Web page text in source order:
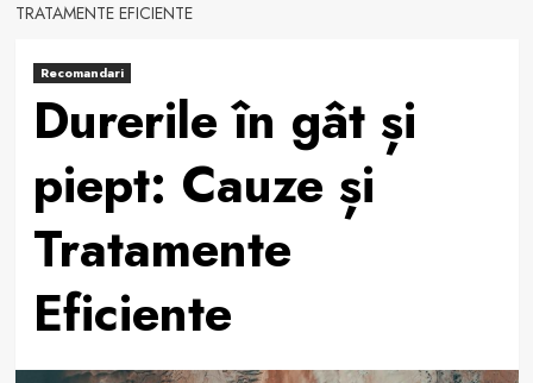
TRATAMENTE EFICIENTE
Recomandari
Durerile în gât și
piept: Cauze și
Tratamente
Eficiente